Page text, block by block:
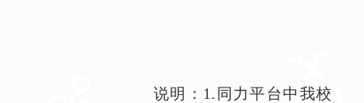
说明： 1. 同力平台中我校